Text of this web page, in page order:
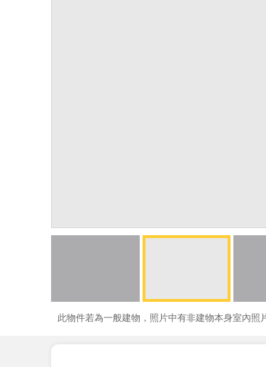
此物件若為一般建物，照片中有非建物本身室內